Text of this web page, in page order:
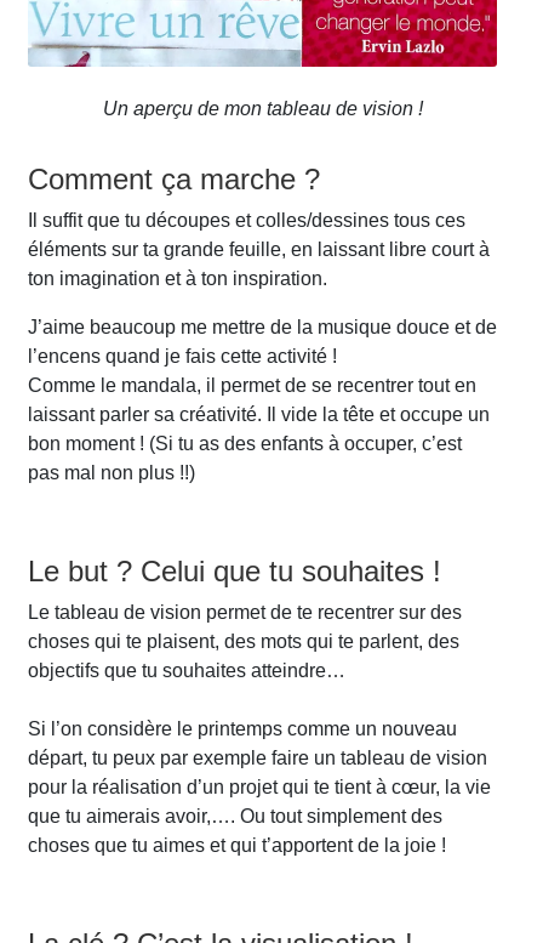
Un aperçu de mon tableau de vision !
Comment ça marche ?
Il suffit que tu découpes et colles/dessines tous ces
éléments sur ta grande feuille, en laissant libre court à
ton imagination et à ton inspiration.
J’aime beaucoup me mettre de la musique douce et de
l’encens quand je fais cette activité !
Comme le mandala, il permet de se recentrer tout en
laissant parler sa créativité. Il vide la tête et occupe un
bon moment ! (Si tu as des enfants à occuper, c’est
pas mal non plus !!)
Le but ? Celui que tu souhaites !
Le tableau de vision permet de te recentrer sur des
choses qui te plaisent, des mots qui te parlent, des
objectifs que tu souhaites atteindre…
Si l’on considère le printemps comme un nouveau
départ, tu peux par exemple faire un tableau de vision
pour la réalisation d’un projet qui te tient à cœur, la vie
que tu aimerais avoir,…. Ou tout simplement des
choses que tu aimes et qui t’apportent de la joie !